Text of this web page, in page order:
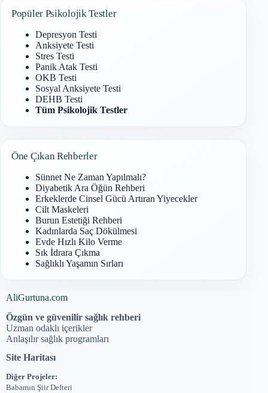
Popüler Psikolojik Testler
Depresyon Testi
Anksiyete Testi
Stres Testi
Panik Atak Testi
OKB Testi
Sosyal Anksiyete Testi
DEHB Testi
Tüm Psikolojik Testler
Öne Çıkan Rehberler
Sünnet Ne Zaman Yapılmalı?
Diyabetik Ara Öğün Rehberi
Erkeklerde Cinsel Gücü Artıran Yiyecekler
Cilt Maskeleri
Burun Estetiği Rehberi
Kadınlarda Saç Dökülmesi
Evde Hızlı Kilo Verme
Sık İdrara Çıkma
Sağlıklı Yaşamın Sırları
AliGurtuna.com
Özgün ve güvenilir sağlık rehberi
Uzman odaklı içerikler
Anlaşılır sağlık programları
Site Haritası
Diğer Projeler:
Babamın Şiir Defteri